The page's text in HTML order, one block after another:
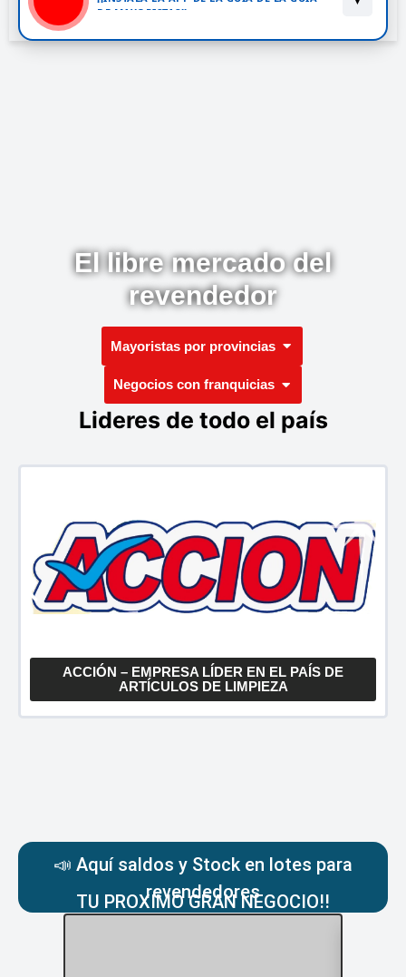
DE MAYORISTAS!!
El libre mercado del
revendedor
Mayoristas por provincias
Negocios con franquicias
Lideres de todo el país
ACCIÓN – EMPRESA LÍDER EN EL PAÍS DE
ARTÍCULOS DE LIMPIEZA
📣 Aquí saldos y Stock en lotes para
revendedores
TU PROXIMO GRAN NEGOCIO!!